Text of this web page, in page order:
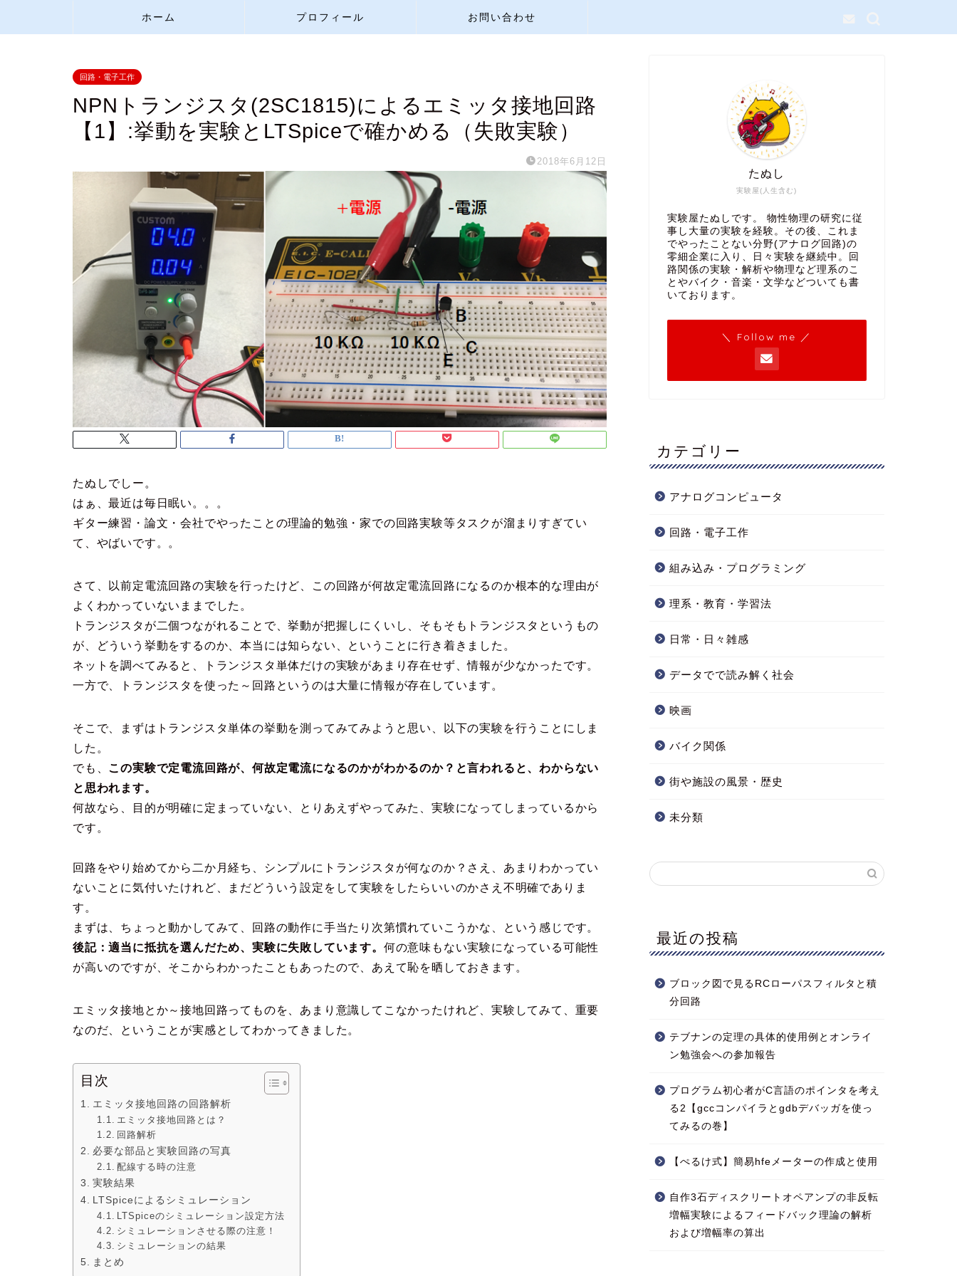
ホーム プロフィール お問い合わせ
回路・電子工作
NPNトランジスタ(2SC1815)によるエミッタ接地回路
【1】:挙動を実験とLTSpiceで確かめる（失敗実験）
2018年6月12日
たぬしでしー。
はぁ、最近は毎日眠い。。。
ギター練習・論文・会社でやったことの理論的勉強・家での回路実験等タスクが溜まりすぎてい
て、やばいです。。
さて、以前定電流回路の実験を行ったけど、この回路が何故定電流回路になるのか根本的な理由が
よくわかっていないままでした。
トランジスタが二個つながれることで、挙動が把握しにくいし、そもそもトランジスタというもの
が、どういう挙動をするのか、本当には知らない、ということに行き着きました。
ネットを調べてみると、トランジスタ単体だけの実験があまり存在せず、情報が少なかったです。
一方で、トランジスタを使った～回路というのは大量に情報が存在しています。
そこで、まずはトランジスタ単体の挙動を測ってみてみようと思い、以下の実験を行うことにしま
した。
でも、 この実験で定電流回路が、何故定電流になるのかがわかるのか？と言われると、わからない
と思われます。
何故なら、目的が明確に定まっていない、とりあえずやってみた、実験になってしまっているから
です。
回路をやり始めてから二か月経ち、シンプルにトランジスタが何なのか？さえ、あまりわかってい
ないことに気付いたけれど、まだどういう設定をして実験をしたらいいのかさえ不明確でありま
す。
まずは、ちょっと動かしてみて、回路の動作に手当たり次第慣れていこうかな、という感じです。
後記：適当に抵抗を選んだため、実験に失敗しています。 何の意味もない実験になっている可能性
が高いのですが、そこからわかったこともあったので、あえて恥を晒しておきます。
エミッタ接地とか～接地回路ってものを、あまり意識してこなかったけれど、実験してみて、重要
なのだ、ということが実感としてわかってきました。
目次
エミッタ接地回路の回路解析
エミッタ接地回路とは？
回路解析
必要な部品と実験回路の写真
配線する時の注意
実験結果
LTSpiceによるシミュレーション
LTSpiceのシミュレーション設定方法
シミュレーションさせる際の注意！
シミュレーションの結果
まとめ
実験屋(人生含む)
たぬし
実験屋たぬしです。 物性物理の研究に従
事し大量の実験を経験。その後、これま
でやったことない分野(アナログ回路)の
零細企業に入り、日々実験を継続中。回
路関係の実験・解析や物理など理系のこ
とやバイク・音楽・文学などついても書
いております。
＼ Follow me ／
カテゴリー
アナログコンピュータ
回路・電子工作
組み込み・プログラミング
理系・教育・学習法
日常・日々雑感
データでで読み解く社会
映画
バイク関係
街や施設の風景・歴史
未分類
最近の投稿
ブロック図で見るRCローパスフィルタと積
分回路
テブナンの定理の具体的使用例とオンライ
ン勉強会への参加報告
プログラム初心者がC言語のポインタを考え
る2【gccコンパイラとgdbデバッガを使っ
てみるの巻】
【ぺるけ式】簡易hfeメーターの作成と使用
自作3石ディスクリートオペアンプの非反転
増幅実験によるフィードバック理論の解析
および増幅率の算出